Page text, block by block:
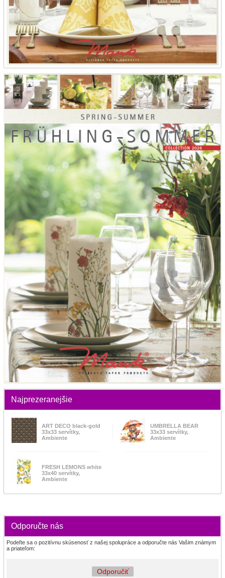
Najprezeranejšie
ART DECO black-gold
33x33 servítky,
Ambiente
UMBRELLA BEAR
33x33 servítky,
Ambiente
FRESH LEMONS white
33x40 servítky,
Ambiente
Odporučte nás
Podeľte sa o pozitívnu skúsenosť z našej spolupráce a odporučte nás Vašim známym
a priateľom:
Odporučiť